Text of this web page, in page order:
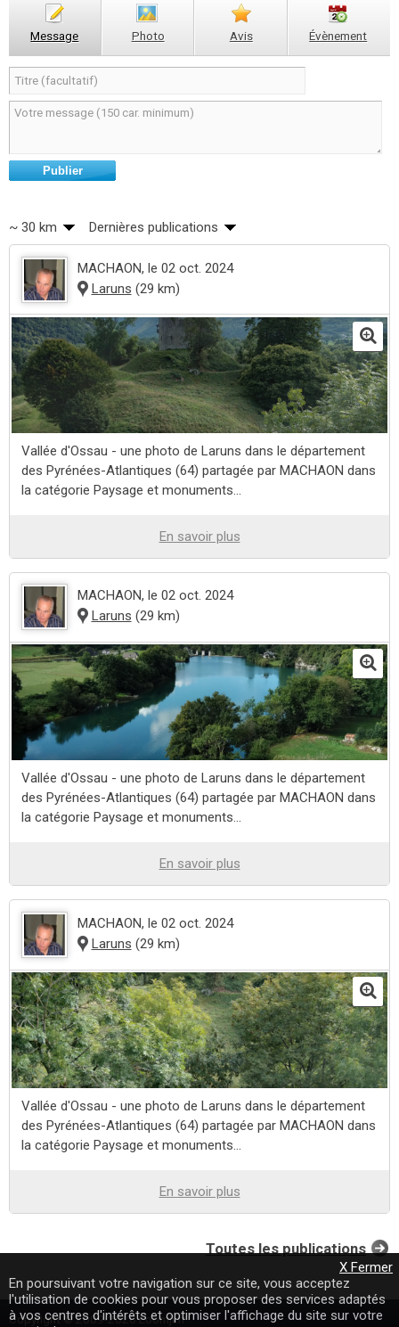
Message Photo Avis Évènement
Publier
~ 30 km Dernières publications
MACHAON, le 02 oct. 2024
Laruns (29 km)
Vallée d'Ossau - une photo de Laruns dans le département
des Pyrénées-Atlantiques (64) partagée par MACHAON dans
la catégorie Paysage et monuments...
En savoir plus
MACHAON, le 02 oct. 2024
Laruns (29 km)
Vallée d'Ossau - une photo de Laruns dans le département
des Pyrénées-Atlantiques (64) partagée par MACHAON dans
la catégorie Paysage et monuments...
En savoir plus
MACHAON, le 02 oct. 2024
Laruns (29 km)
Vallée d'Ossau - une photo de Laruns dans le département
des Pyrénées-Atlantiques (64) partagée par MACHAON dans
la catégorie Paysage et monuments...
En savoir plus
Toutes les publications
Copyright © 2009-2020 Loomji.fr
X Fermer
En poursuivant votre navigation sur ce site, vous acceptez
l'utilisation de cookies pour vous proposer des services adaptés
à vos centres d'intérêts et optimiser l'affichage du site sur votre